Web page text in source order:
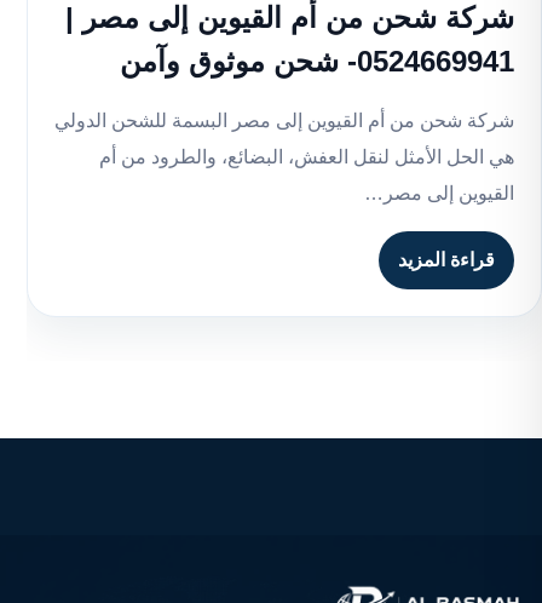
شركة شحن من أم القيوين إلى مصر |
0524669941- شحن موثوق وآمن
شركة شحن من أم القيوين إلى مصر البسمة للشحن الدولي
هي الحل الأمثل لنقل العفش، البضائع، والطرود من أم
القيوين إلى مصر…
قراءة المزيد